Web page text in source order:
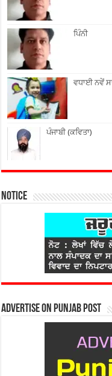
ਪਿੰਨੀ
ਵਧਾਈ ਨਵੇਂ
ਪੰਜਾਬੀ (ਕਵਿਤਾ)
Notice
Advertise on Punjab Post